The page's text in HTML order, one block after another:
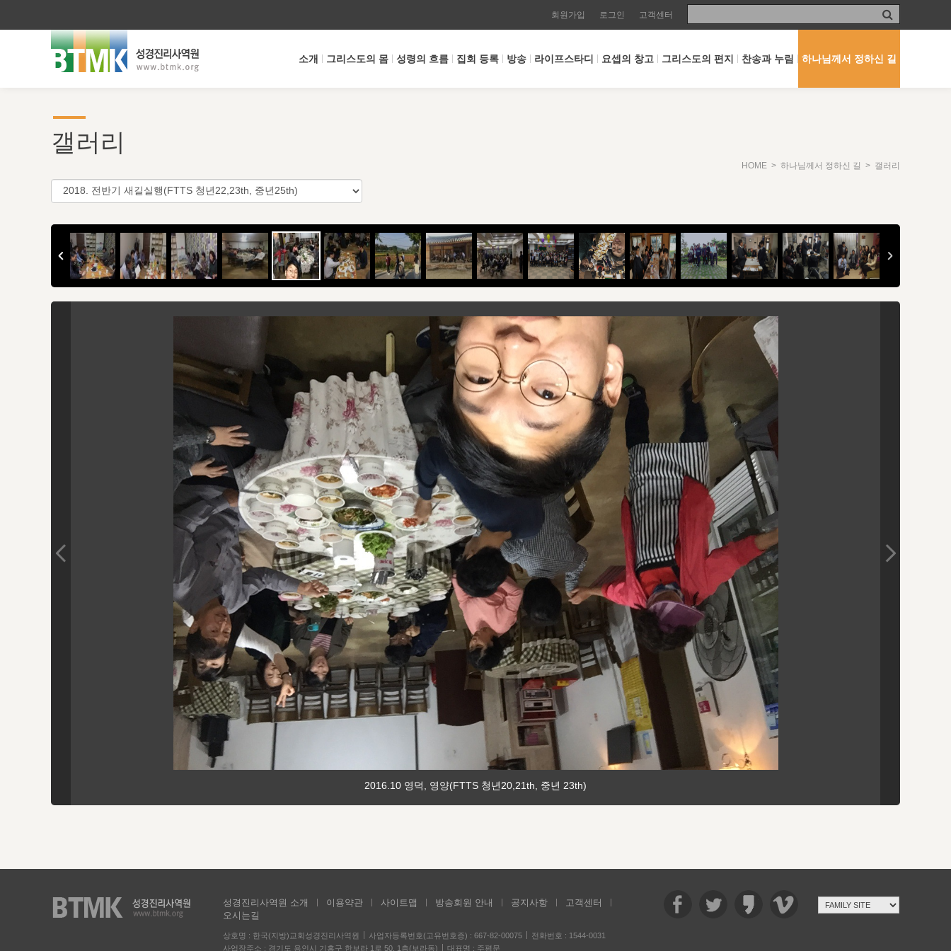
회원가입 로그인 고객센터
소개 그리스도의 몸 성령의 흐름 집회 등록 방송 라이프스타디 요셉의 창고 그리스도의 편지 찬송과 누림 하나님께서 정하신 길
갤러리
HOME > 하나님께서 정하신 길 > 갤러리
2016.10 영덕, 영양(FTTS 청년20,21th, 중년 23th)
성경진리사역원 소개 이용약관 사이트맵 방송회원 안내 공지사항
고객센터
오시는길
상호명 : 한국(지방)교회성경진리사역원 사업자등록번호(고유번호증) : 667-82-00075
전화번호 : 1544-0031
사업장주소 : 경기도 용인시 기흥구 한보라 1로 50, 1층(보라동)
대표명 : 주평문